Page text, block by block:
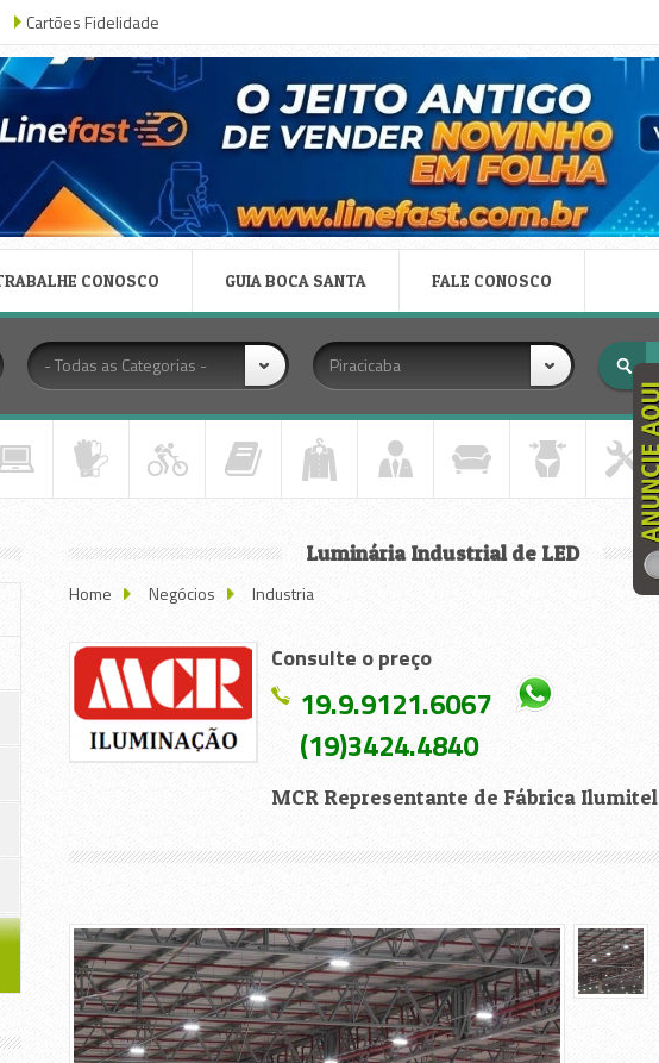
Cartões Fidelidade
CONOSCO GUIA BOCA SANTA FALE CONOSCO
- Todas as Categorias - Piracicaba
Luminária Industrial de LED
Home
Negócios Industria
Consulte o preço
19.9.9121.6067
(19)3424.4840
MCR Representante de Fábrica Ilumitel